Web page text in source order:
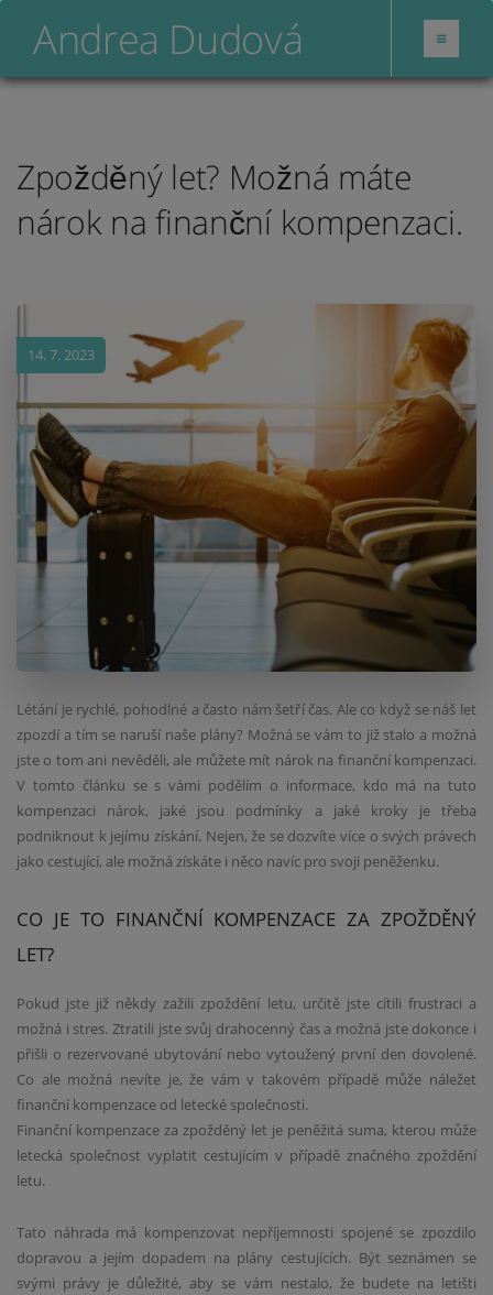
Andrea Dudová
Zpožděný let? Možná máte
nárok na finanční kompenzaci.
14. 7. 2023
Létání je rychlé, pohodlné a často nám šetří čas. Ale co když se náš let
zpozdí a tím se naruší naše plány? Možná se vám to již stalo a možná
jste o tom ani nevěděli, ale můžete mít nárok na finanční kompenzaci.
V tomto článku se s vámi podělím o informace, kdo má na tuto
kompenzaci nárok, jaké jsou podmínky a jaké kroky je třeba
podniknout k jejímu získání. Nejen, že se dozvíte více o svých právech
jako cestující, ale možná získáte i něco navíc pro svoji peněženku.
CO JE TO FINANČNÍ KOMPENZACE ZA ZPOŽDĚNÝ
LET?
Pokud jste již někdy zažili zpoždění letu, určitě jste cítili frustraci a
možná i stres. Ztratili jste svůj drahocenný čas a možná jste dokonce i
přišli o rezervované ubytování nebo vytoužený první den dovolené.
Co ale možná nevíte je, že vám v takovém případě může náležet
finanční kompenzace od letecké společnosti.
Finanční kompenzace za zpožděný let je peněžitá suma, kterou může
letecká společnost vyplatit cestujícím v případě značného zpoždění
letu.
Tato náhrada má kompenzovat nepříjemnosti spojené se zpozdilo
dopravou a jejím dopadem na plány cestujících. Být seznámen se
svými právy je důležité, aby se vám nestalo, že budete na letišti